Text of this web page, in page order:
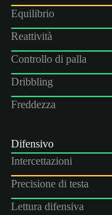
Equilibrio
Reattività
Controllo di palla
Dribbling
Freddezza
Difensivo
Intercettazioni
Precisione di testa
Lettura difensiva